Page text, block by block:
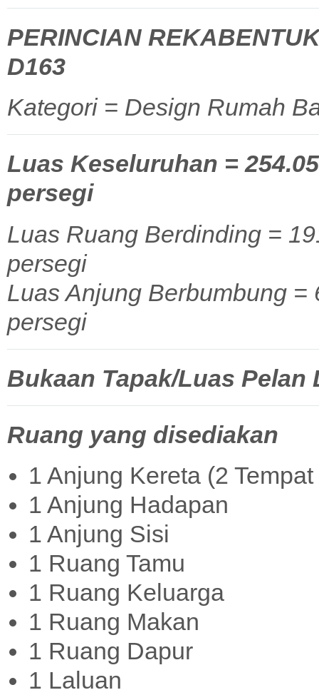
PERINCIAN
D163
Kategori = Design Rumah
Luas Keseluruhan =
persegi
Luas Ruang Berdinding =
persegi
Luas Anjung Berbumbung
persegi
Bukaan Tapak/Luas Pelan
Ruang yang disediakan
1 Anjung Kereta (2
1 Anjung Hadapan
1 Anjung Sisi
1 Ruang Tamu
1 Ruang Keluarga
1 Ruang Makan
1 Ruang Dapur
1 Laluan